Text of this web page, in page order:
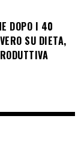
DOPO I 40
SU DIETA,